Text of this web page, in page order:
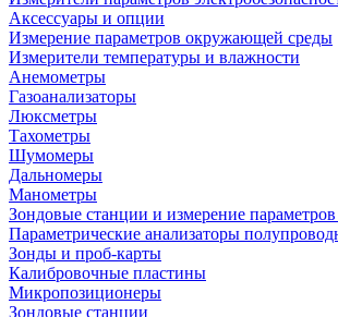
Аксессуары и опции
Измерение параметров окружающей среды
Измерители температуры и влажности
Анемометры
Газоанализаторы
Люксметры
Тахометры
Шумомеры
Дальномеры
Манометры
Зондовые станции и измерение
Параметрические анализаторы
Зонды и проб-карты
Калибровочные пластины
Микропозиционеры
Зондовые станции